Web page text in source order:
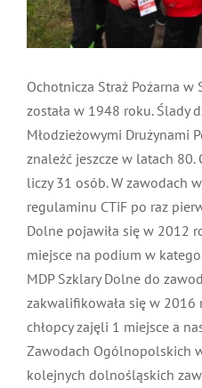
Symbole
Media
MDP i DDP
OTWP
PNWM
Kultura
Orkiestry
Sport
Floriany
Historia
Projekty
System OSP
Forum
Poradnik
Sklep
100-lecie
Ochotnicza Straż Pożarna w
została w 1948 roku. Ślady
Młodzieżowymi Drużynami
znaleźć jeszcze w latach 80.
liczy 31 osób. W zawodach
regulaminu CTiF po raz
Dolne pojawiła się w 2012
miejsce na podium w
MDP Szklary Dolne do
zakwalifikowała się w 2016
chłopcy zajęli 1 miejsce a
Zawodach Ogólnopolskich
kolejnych dolnośląskich